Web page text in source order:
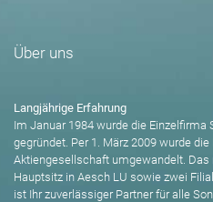
Über uns
Langjährige Erfahrung
Im Januar 1984 wurde die Einzelfirma
gegründet. Per 1. März 2009 wurde
Aktiengesellschaft umgewandelt.
Hauptsitz in Aesch LU sowie zwei
ist Ihr zuverlässiger Partner für alle